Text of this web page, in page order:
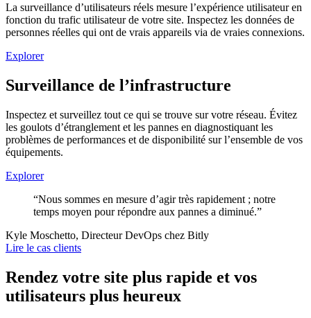
La surveillance d’utilisateurs réels mesure l’expérience utilisateur en
fonction du trafic utilisateur de votre site. Inspectez les données de
personnes réelles qui ont de vrais appareils via de vraies connexions.
Explorer
Surveillance de l’infrastructure
Inspectez et surveillez tout ce qui se trouve sur votre réseau. Évitez
les goulots d’étranglement et les pannes en diagnostiquant les
problèmes de performances et de disponibilité sur l’ensemble de vos
équipements.
Explorer
“Nous sommes en mesure d’agir très rapidement ; notre
temps moyen pour répondre aux pannes a diminué.”
Kyle Moschetto, Directeur DevOps chez Bitly
Lire le cas clients
Rendez votre site plus rapide et vos
utilisateurs plus heureux